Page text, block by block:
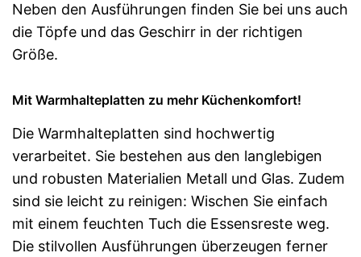
Neben den Ausführungen finden Sie bei uns auch
die Töpfe und das Geschirr in der richtigen
Größe.
Mit Warmhalteplatten zu mehr Küchenkomfort!
Die Warmhalteplatten sind hochwertig
verarbeitet. Sie bestehen aus den langlebigen
und robusten Materialien Metall und Glas. Zudem
sind sie leicht zu reinigen: Wischen Sie einfach
mit einem feuchten Tuch die Essensreste weg.
Die stilvollen Ausführungen überzeugen ferner